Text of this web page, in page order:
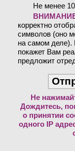
Не менее
корректно
символов (оно
на самом деле).
покажет Вам
предложит
Не
Дождитесь,
о принятии
одного IP